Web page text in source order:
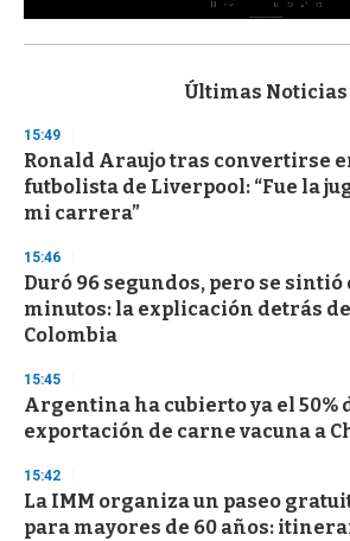
s
d
s
o
f
3
s
e
c
o
n
Últimas Noticias
15:49
Ronald Araujo tras convertirse
futbolista de Liverpool: “Fue la
mi carrera”
15:46
Duró 96 segundos, pero se
minutos: la explicación detrás
Colombia
15:45
Argentina ha cubierto ya el 50%
exportación de carne vacuna a
15:42
La IMM organiza un paseo
para mayores de 60 años: